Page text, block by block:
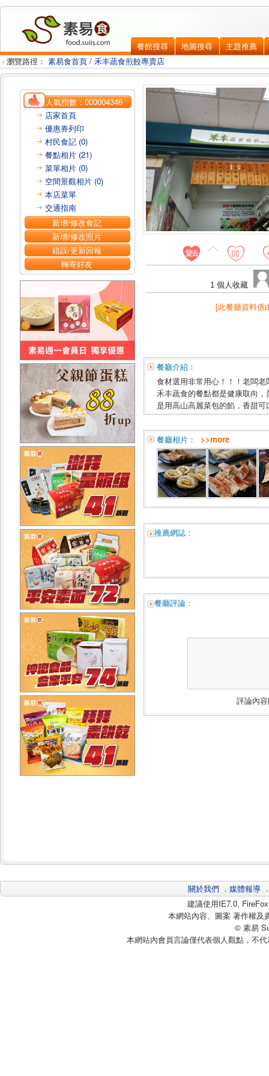
餐館搜尋 地圖搜尋
主題推薦
瀏覽路徑： 素易食首頁 / 禾丰蔬食煎餃專賣店
人氣指數：000004346
店家首頁
優惠券列印
村民食記 (0)
餐點相片 (21)
菜單相片 (0)
空間景觀相片 (0)
本店菜單
交通指南
新增/修改食記
新增/修改照片
錯誤/更新回報
轉寄好友
1 個人收藏
[此餐廳資料係
餐廳介紹：
食材選用非常用心！！！老闆老
禾丰蔬食的餐點都是健康取向
是用高山高麗菜包的餡，香甜
餐廳相片： >>more
推薦網誌：
餐廳評論：
評論內
關於我們 ． 媒體報導
建議使用IE7.0,
本網站內容、圖案 著作權及
© 素易
本網站內會員言論僅代表個人觀點，不